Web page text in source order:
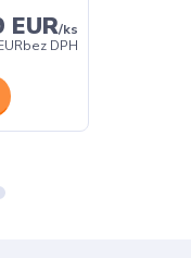
EUR/ks
bez DPH